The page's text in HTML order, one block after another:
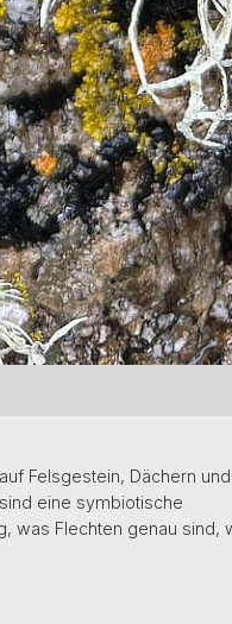
Felsgestein, Dächern
eine symbiotische
was Flechten genau sind,